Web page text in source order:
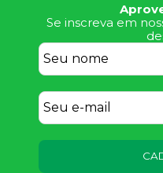
Se inscreva em